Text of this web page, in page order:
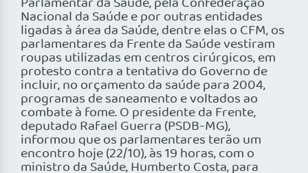
Nacional da Saúde e por outras entidades
ligadas à área da Saúde, dentre elas o CFM, os
parlamentares da Frente da Saúde vestiram
roupas utilizadas em centros cirúrgicos, em
protesto contra a tentativa do Governo de
incluir, no orçamento da saúde para 2004,
programas de saneamento e voltados ao
combate à fome. O presidente da Frente,
deputado Rafael Guerra (PSDB-MG),
informou que os parlamentares terão um
encontro hoje (22/10), às 19 horas, com o
ministro da Saúde, Humberto Costa, para